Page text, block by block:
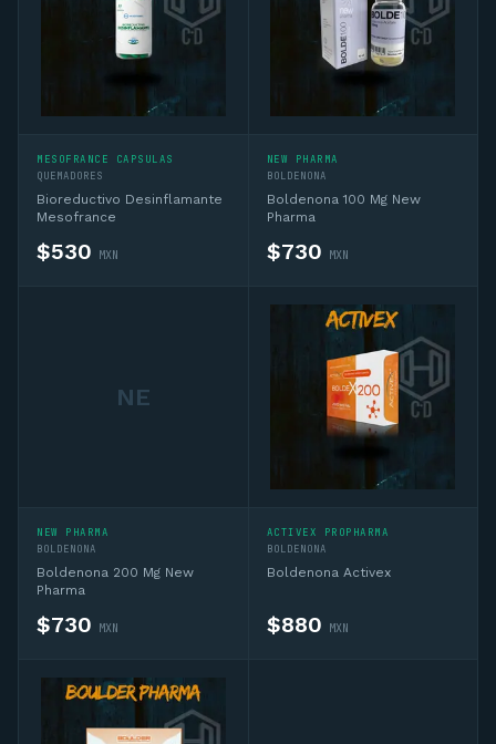
MESOFRANCE CAPSULAS
QUEMADORES
Bioreductivo Desinflamante
Mesofrance
$530 MXN
NEW PHARMA
BOLDENONA
Boldenona 100 Mg New
Pharma
$730 MXN
NE
NEW PHARMA
BOLDENONA
Boldenona 200 Mg New
Pharma
$730 MXN
ACTIVEX PROPHARMA
BOLDENONA
Boldenona Activex
$880 MXN
En línea — IA + asesor humano si lo necesitas
Hola, soy el asesor virtual de Complementos
Deportivos MX. Pregúntame sobre
complementos deportivos, sustancias, ciclos
necesitas algo personalizado te conecto